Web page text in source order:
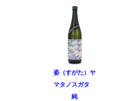
姿（すがた）ヤ
マタノスガタ
純